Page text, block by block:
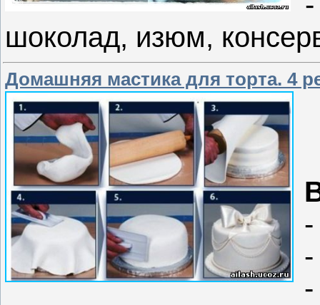
шоколад, изюм,
Домашняя мастика для торта. 4